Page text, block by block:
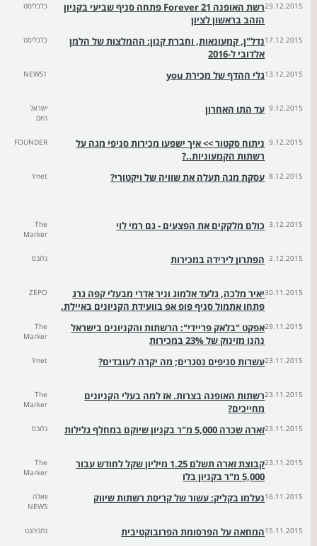
29.12.2015
רשת האופנה Forever 21 פתחה סניף שביעי בקניון
הזהב בראשון לציון
כלכליסט
17.12.2015נדל"ן, קמעונאות, וחברת קנון: ההמלצות של הלמן
אלדובי ל-2016
כלכליסט
13.12.2015גלי ההדף של מכירת you NEWS1
9.12.2015 עד התו האחרון
ישראל
היום
9.12.2015 ניתוח סקטור >> איך ישפעו מכירות סניפי מגה על
רשתות הקמעוניות..?
FOUNDER
8.12.2015 עסקת מגה תעלה את שוויה של ויקטורי? Ynet
3.12.2015 כולם מלקקים את הפצעים - גם רמי לוי
The
Marker
2.12.2015 הפתרון לירידה במכירות גלובס
30.11.2015יאיר מלכה, גלעד אלמוג וניר אדרי מבעלי קפה גרג
פתחו אתמול סניף פופ אפ בוועידת הקניונים באיילת.
ZEPO
29.11.2015אפקט "בלאק פריידי": הרשתות והקניונים בישראל
נהנו מזינוק של 23% במכירות
The
Marker
23.11.2015עשרות סניפים נסגרים; מה יקרה לעובדים? Ynet
23.11.2015רשתות האופנה בצרות. אז למה בעלי הקניונים
מחייכים?
The
Marker
23.11.2015זארה שכרה 5,000 מ"ר בקניון שיוקם במחלף גלילות גלובס
23.11.2015
קבוצת זארה תשלם 1.25 מיליון שקל לחודש עבור
5,000 מ"ר בקניון בלו
The
Marker
16.11.2015נעלמו בקליק: עשור של קריסת רשתות שיווק
וואלה
NEWS
15.11.2015המחאה על הפרסומת הפרובוקטיבית נתניהנט